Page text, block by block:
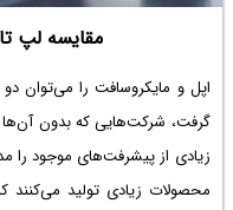
مقایسه لپ
اپل و مایکروسافت را می‌توان
گرفت، شرکت‌هایی که بدون آن‌ها
زیادی از پیشرفت‌های موجود
محصولات زیادی تولید